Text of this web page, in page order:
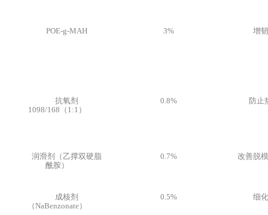
POE-g-MAH 3% 增
抗氧剂
1098/168（1:1）
0.8% 防止
润滑剂（乙撑双硬脂
酰胺）
0.7% 改善脱
成核剂
（NaBenzonate）
0.5% 细